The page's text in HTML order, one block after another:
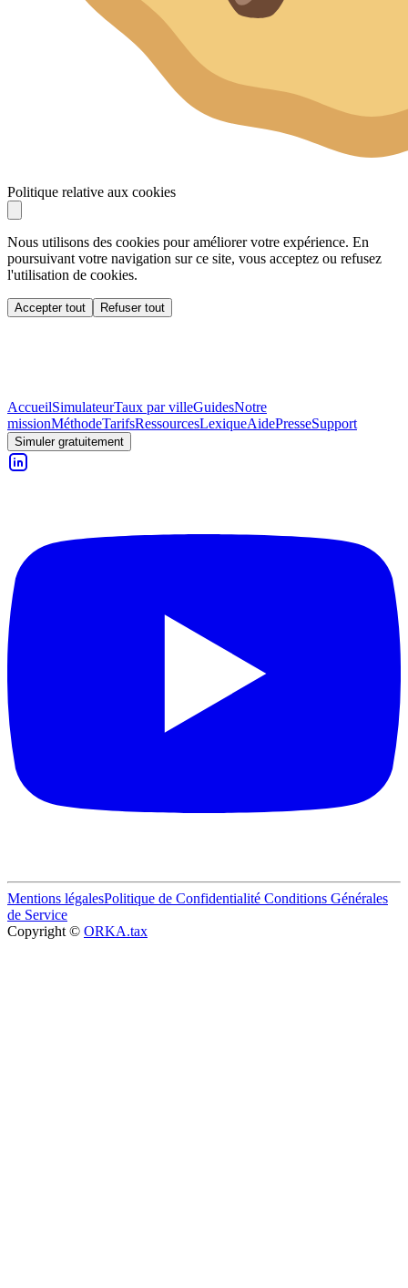
Politique relative aux cookies
Nous utilisons des cookies pour améliorer votre expérience. En
poursuivant votre navigation sur ce site, vous acceptez ou refusez
l'utilisation de cookies.
Accepter tout Refuser tout
AccueilSimulateurTaux par villeGuidesNotre
missionMéthodeTarifsRessourcesLexiqueAidePresseSupport
Simuler gratuitement
Mentions légalesPolitique de Confidentialité Conditions Générales
de Service
Copyright © ORKA.tax